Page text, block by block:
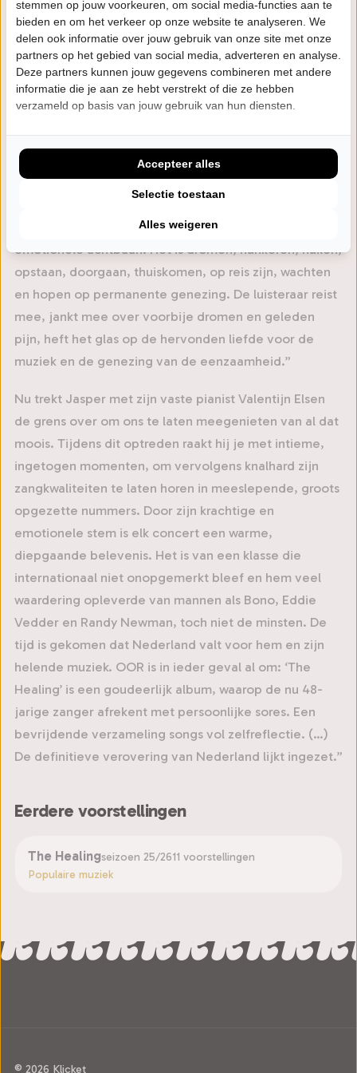
keer op Torhout Werchter optrad en toerde als
voorprogramma van Counting Crows. In 2004 ging
Jasper solo en had met ‘Life on Mars’ een monsterhit
in België, waar hij zes weken op nummer 1 stond in de
hitlijsten. En toen sloeg het noodlot toe: hij kreeg een
ziekte die extreme vermoeidheid veroorzaakt.
Sindsdien kent zijn muziekcarrière vele ups en downs,
maar met het album ‘The Healing’ lijkt de weg naar
boven weer helemaal ingeslagen. Mooier dan de
zeggen: ‘The Healing’ is niets minder dan een
emotionele achtbaan. Het is dromen, hunkeren, huilen,
opstaan, doorgaan, thuiskomen, op reis zijn, wachten
en hopen op permanente genezing. De luisteraar reist
mee, jankt mee over voorbije dromen en geleden
pijn, heft het glas op de hervonden liefde voor de
muziek en de genezing van de eenzaamheid.”
Nu trekt Jasper met zijn vaste pianist Valentijn Elsen
de grens over om ons te laten meegenieten van al dat
moois. Tijdens dit optreden raakt hij je met intieme,
ingetogen momenten, om vervolgens knalhard zijn
zangkwaliteiten te laten horen in meeslepende, groots
opgezette nummers. Door zijn krachtige en
emotionele stem is elk concert een warme,
diepgaande belevenis. Het is van een klasse die
internationaal niet onopgemerkt bleef en hem veel
waardering opleverde van mannen als Bono, Eddie
Vedder en Randy Newman, toch niet de minsten. De
tijd is gekomen dat Nederland valt voor hem en zijn
helende muziek. OOR is in ieder geval al om: ‘The
Healing’ is een goudeerlijk album, waarop de nu 48-
jarige zanger afrekent met persoonlijke sores. Een
bevrijdende verzameling songs vol zelfreflectie. (…)
De definitieve verovering van Nederland lijkt ingezet.”
Eerdere voorstellingen
The Healingseizoen 25/2611 voorstellingen
Populaire muziek
© 2026 Klicket
stemmen op jouw voorkeuren, om social media-functies aan te
bieden en om het verkeer op onze website te analyseren. We
delen ook informatie over jouw gebruik van onze site met onze
partners op het gebied van social media, adverteren en analyse.
Deze partners kunnen jouw gegevens combineren met andere
informatie die je aan ze hebt verstrekt of die ze hebben
verzameld op basis van jouw gebruik van hun diensten.
Alles weigeren
Selectie toestaan
Accepteer alles